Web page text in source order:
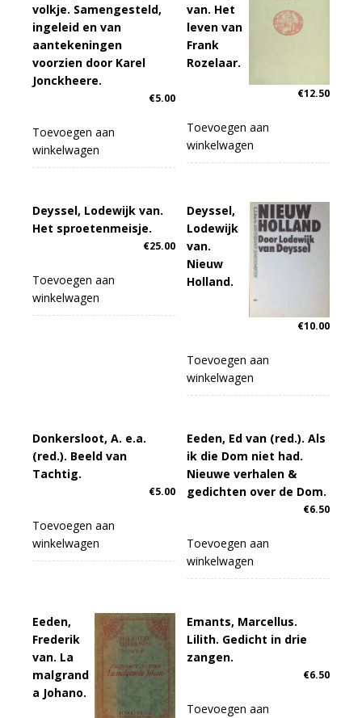
volkje. Samengesteld,
ingeleid en van
aantekeningen
voorzien door Karel
Jonckheere.
€5.00
Toevoegen aan
winkelwagen
van. Het
leven van
Frank
Rozelaar.
€12.50
Toevoegen aan
winkelwagen
Deyssel, Lodewijk van.
Het sproetenmeisje.
€25.00
Toevoegen aan
winkelwagen
Deyssel,
Lodewijk
van.
Nieuw
Holland.
€10.00
Toevoegen aan
winkelwagen
Donkersloot, A. e.a.
(red.). Beeld van
Tachtig.
€5.00
Toevoegen aan
winkelwagen
Eeden, Ed van (red.). Als
ik die Dom niet had.
Nieuwe verhalen &
gedichten over de Dom.
€6.50
Toevoegen aan
winkelwagen
Eeden,
Frederik
van. La
malgrand
a Johano.
Emants, Marcellus.
Lilith. Gedicht in drie
zangen.
€6.50
Toevoegen aan